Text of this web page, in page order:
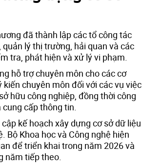
đã thành lập các tổ công tác
lý thị trường, hải quan và các
tra, phát hiện và xử lý vi phạm.
hỗ trợ chuyên môn cho các cơ
chuyên môn đối với các vụ việc
hữu công nghiệp, đồng thời công
cấp thông tin.
kế hoạch xây dựng cơ sở dữ liệu
Bộ Khoa học và Công nghệ hiện
để triển khai trong năm 2026 và
năm tiếp theo.